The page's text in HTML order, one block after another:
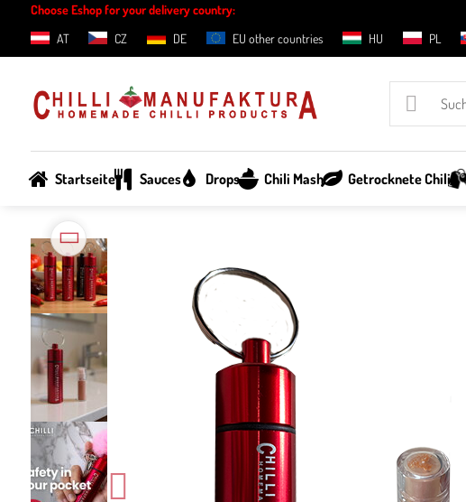
Choose Eshop for your delivery country:
AT
CZ DE EU other countries HU PL
Startseite Sauces Drops Chili Mash Getrocknete Chili